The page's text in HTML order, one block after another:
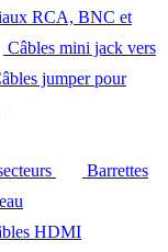
RCA, BNC et
Câbles mini jack vers
jumper pour
Barrettes
HDMI